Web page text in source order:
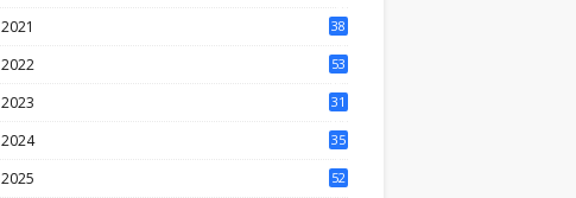
2021
38
2022
53
2023
31
2024
35
2025
52